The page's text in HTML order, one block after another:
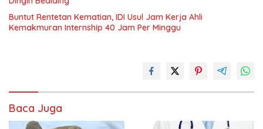
Buntut Rentetan Kematian, IDI Usul Jam Kerja Ahli
Kemakmuran Internship 40 Jam Per Minggu
Baca Juga